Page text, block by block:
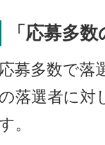
「応募多
応募多数で落
の落選者に対
。